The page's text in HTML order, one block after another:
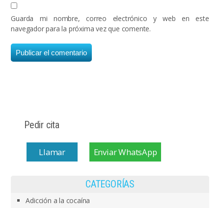
Guarda mi nombre, correo electrónico y web en este
navegador para la próxima vez que comente.
Pedir cita
Llamar Enviar WhatsApp
CATEGORÍAS
Adicción a la cocaína